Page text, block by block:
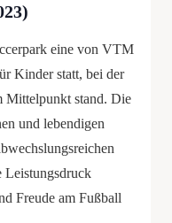
eine von VTM
Kinder statt, bei der
Mittelpunkt stand. Die
und lebendigen
Leistungsdruck
Freude am Fußball